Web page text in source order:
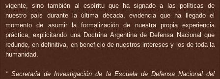
vigente, sino también al espíritu que ha signado a las políticas de
nuestro país durante la última década, evidencia que ha llegado el
momento de asumir la formalización de nuestra propia experiencia
práctica, explicitando una Doctrina Argentina de Defensa Nacional que
redunde, en definitiva, en beneficio de nuestros intereses y los de toda la
humanidad.
* Secretaria de Investigación de la Escuela de Defensa Nacional del